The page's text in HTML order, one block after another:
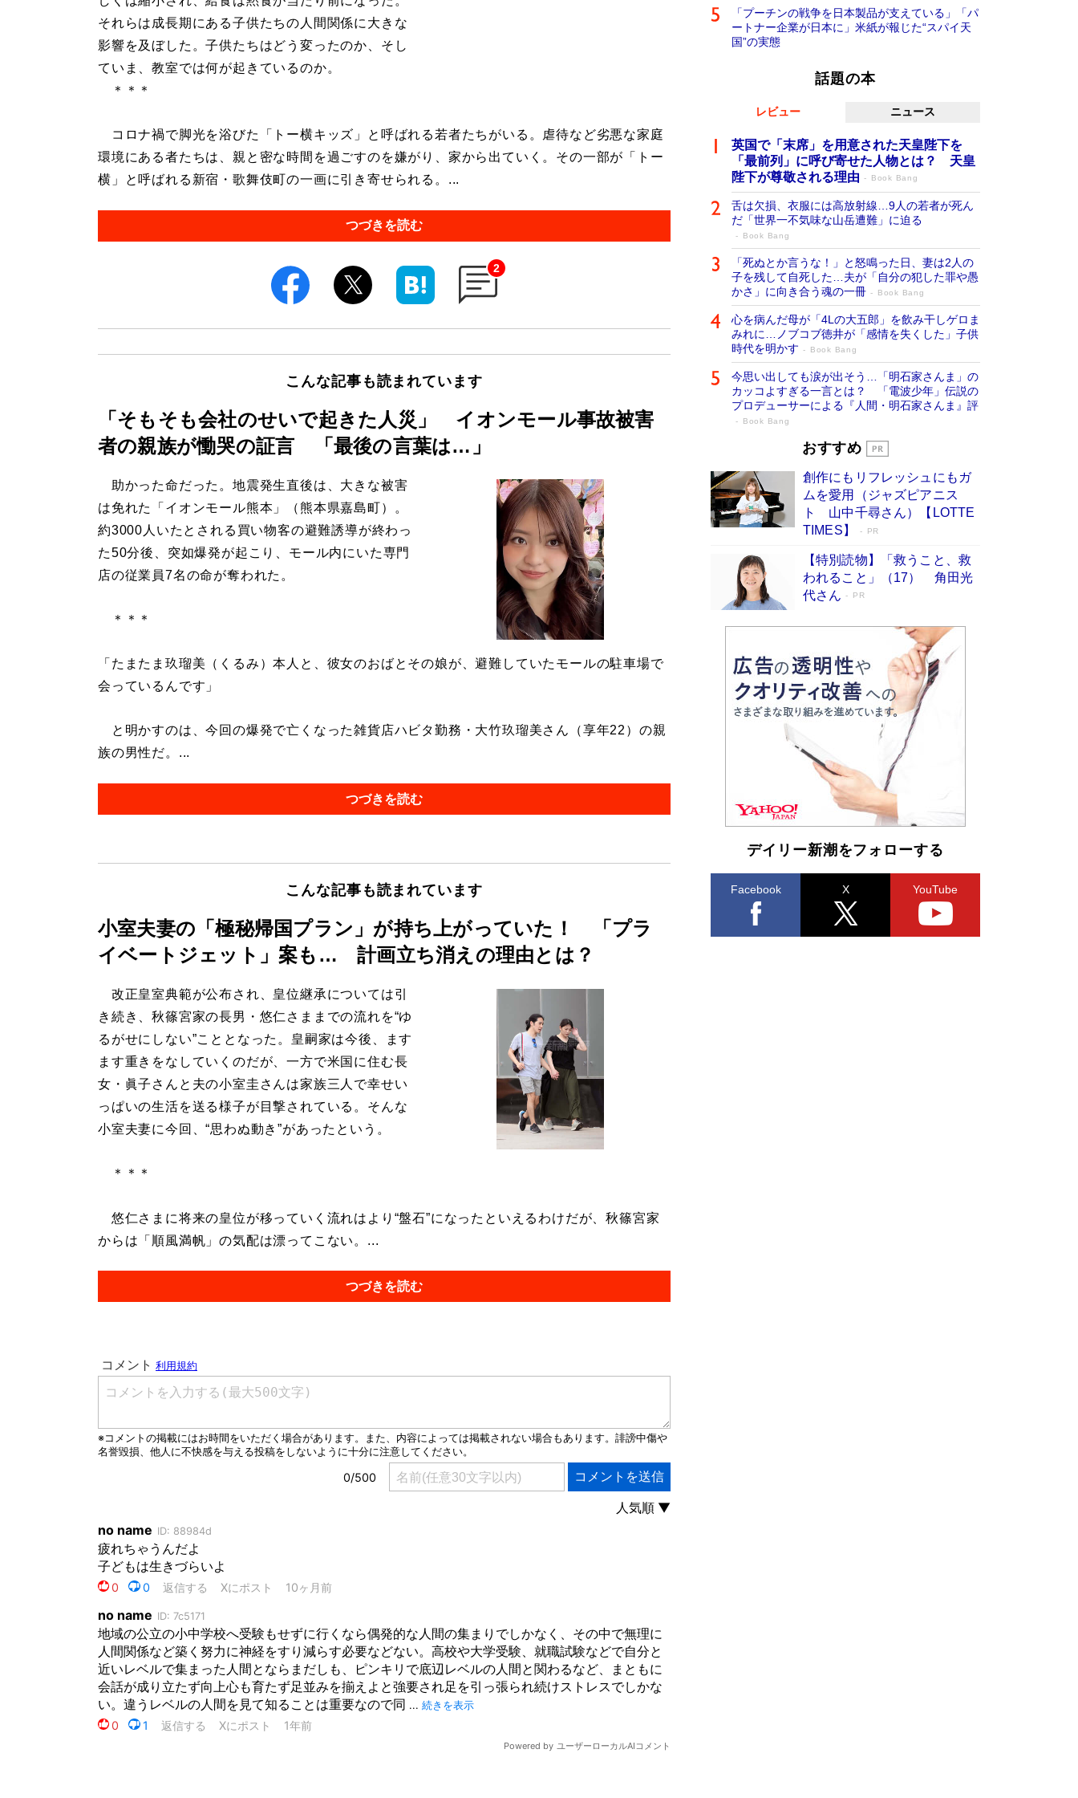
それらは成長期にある子供たちの人間関係に大きな
影響を及ぼした。子供たちはどう変ったのか、そし
ていま、教室では何が起きているのか。
＊＊＊
コロナ禍で脚光を浴びた「トー横キッズ」と呼ばれる若者たちがいる。虐待など劣悪な家庭
環境にある者たちは、親と密な時間を過ごすのを嫌がり、家から出ていく。その一部が「トー
横」と呼ばれる新宿・歌舞伎町の一画に引き寄せられる。...
つづきを読む
2
こんな記事も読まれています
「そもそも会社のせいで起きた人災」 イオンモール事故被害
者の親族が慟哭の証言 「最後の言葉は…」
助かった命だった。地震発生直後は、大きな被害
は免れた「イオンモール熊本」（熊本県嘉島町）。
約3000人いたとされる買い物客の避難誘導が終わっ
た50分後、突如爆発が起こり、モール内にいた専門
店の従業員7名の命が奪われた。
＊＊＊
「たまたま玖瑠美（くるみ）本人と、彼女のおばとその娘が、避難していたモールの駐車場で
会っているんです」
と明かすのは、今回の爆発で亡くなった雑貨店ハビタ勤務・大竹玖瑠美さん（享年22）の親
族の男性だ。...
つづきを読む
こんな記事も読まれています
小室夫妻の「極秘帰国プラン」が持ち上がっていた！ 「プラ
イベートジェット」案も… 計画立ち消えの理由とは？
改正皇室典範が公布され、皇位継承については引
き続き、秋篠宮家の長男・悠仁さままでの流れを“ゆ
るがせにしない”こととなった。皇嗣家は今後、ます
ます重きをなしていくのだが、一方で米国に住む長
女・眞子さんと夫の小室圭さんは家族三人で幸せい
っぱいの生活を送る様子が目撃されている。そんな
小室夫妻に今回、“思わぬ動き”があったという。
＊＊＊
悠仁さまに将来の皇位が移っていく流れはより“盤石”になったといえるわけだが、秋篠宮家
からは「順風満帆」の気配は漂ってこない。...
つづきを読む
「プーチンの戦争を日本製品が支えている」「パ
ートナー企業が日本に」米紙が報じた“スパイ天
国”の実態
話題の本
レビュー ニュース
英国で「末席」を用意された天皇陛下を
「最前列」に呼び寄せた人物とは？ 天皇
陛下が尊敬される理由
Book Bang
舌は欠損、衣服には高放射線…9人の若者が死ん
だ「世界一不気味な山岳遭難」に迫る
Book Bang
「死ぬとか言うな！」と怒鳴った日、妻は2人の
子を残して自死した…夫が「自分の犯した罪や愚
かさ」に向き合う魂の一冊
Book Bang
心を病んだ母が「4Lの大五郎」を飲み干しゲロま
みれに…ノブコブ徳井が「感情を失くした」子供
時代を明かす
Book Bang
今思い出しても涙が出そう…「明石家さんま」の
カッコよすぎる一言とは？ 「電波少年」伝説の
プロデューサーによる『人間・明石家さんま』評
Book Bang
「宇宙兄弟」最終46巻がベストセラー1
物語に幕 特装版には「宇宙で描かれたマ
ンガ」も収録
Book Bang
美輪明宏 晩年の回答を集めた『ほほえんで生き
るための人生相談』がランクイン［エンターテイ
メントベストセラー］
Book Bang
「『火垂るの墓』は、大嘘である」原作者が抱き
続けた“自責の念”とは…「自己憐憫は描きたくな
い」監督が徹底的にこだわったこと（後編） #
戦争の記憶
Book Bang
「叱って伸びるやつは、褒めたらもっと伸びる」
俳優・高嶋政伸が家族に教わった“人を育てるコ
ツ”…芸への考え方を明かす
Book Bang
東野圭吾、伊坂幸太郎の人気シリーズ最新作どち
らも文庫化 映画化された直木賞受賞作もランク
イン［文庫ベストセラー］
Book Bang
おすすめ
創作にもリフレッシュにもガ
ムを愛用（ジャズピアニス
ト 山中千尋さん）【LOTTE
TIMES】
PR
【特別読物】「救うこと、救
われること」（17） 角田光
代さん
PR
デイリー新潮をフォローする
Facebook X YouTube